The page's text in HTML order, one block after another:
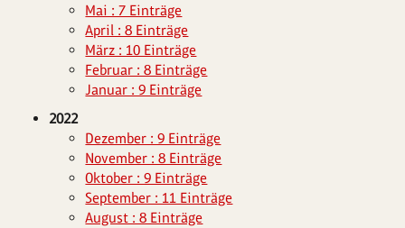
Mai : 7 Einträge
April : 8 Einträge
März : 10 Einträge
Februar : 8 Einträge
Januar : 9 Einträge
2022
Dezember : 9 Einträge
November : 8 Einträge
Oktober : 9 Einträge
September : 11 Einträge
August : 8 Einträge